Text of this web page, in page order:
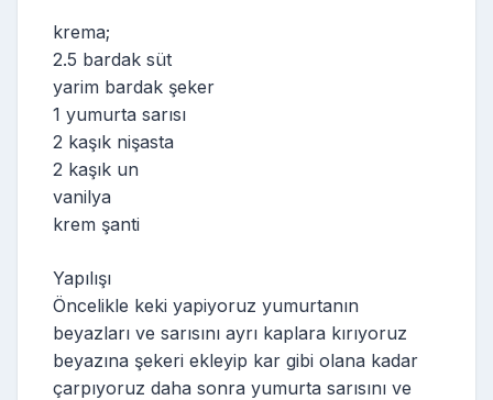
krema;
2.5 bardak süt
yarim bardak şeker
1 yumurta sarısı
2 kaşık nişasta
2 kaşık un
vanilya
krem şanti
Yapılışı
Öncelikle keki yapiyoruz yumurtanın
beyazları ve sarısını ayrı kaplara kırıyoruz
beyazına şekeri ekleyip kar gibi olana kadar
çarpıyoruz daha sonra yumurta sarısını ve